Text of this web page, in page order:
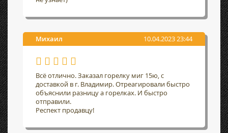
Михаил 10.04.2023 23:44
Всё отлично. Заказал горелку миг 15ю, с
доставкой в г. Владимир. Отреагировали быстро
объяснили разницу а горелках. И быстро
отправили.
Респект продавцу!